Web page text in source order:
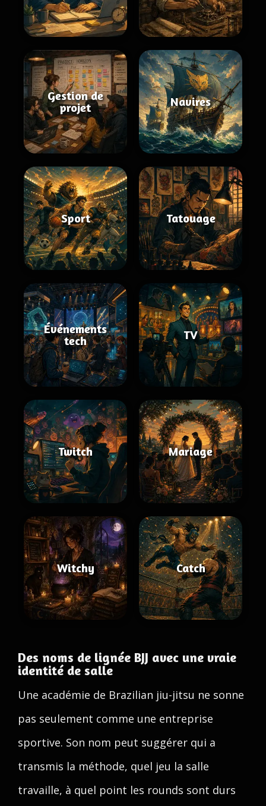
Gestion de
projet
Navires
Sport Tatouage
Événements
tech
TV
Twitch Mariage
Witchy Catch
Des noms de lignée BJJ avec une vraie
identité de salle
Une académie de Brazilian jiu-jitsu ne sonne
pas seulement comme une entreprise
sportive. Son nom peut suggérer qui a
transmis la méthode, quel jeu la salle
travaille, à quel point les rounds sont durs